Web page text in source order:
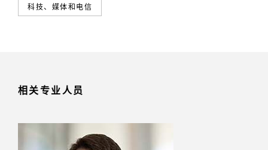
科技、媒体和电信
相关专业人员